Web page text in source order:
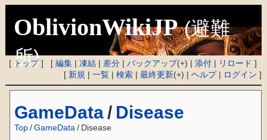
OblivionWikiJP (避難
所)
[ トップ] [編集 |凍結 | 差分 |バックアップ(+) |添付 | リロード ]
[ 新規 |一覧 |検索 |最終更新(+) |ヘルプ| ログイン ]
GameData / Disease
Top /GameData / Disease